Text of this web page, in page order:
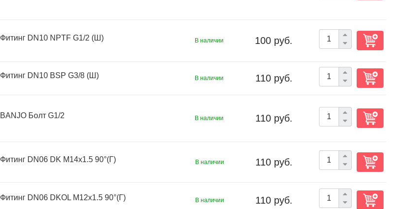
Фитинг DN10 NPTF G1/2 (Ш) В наличии 100 руб.
Фитинг DN10 BSP G3/8 (Ш) В наличии 110 руб.
BANJO Болт G1/2 В наличии 110 руб.
Фитинг DN06 DK M14x1.5 90°(Г) В наличии 110 руб.
Фитинг DN06 DKOL M12x1.5 90°(Г) В наличии 110 руб.